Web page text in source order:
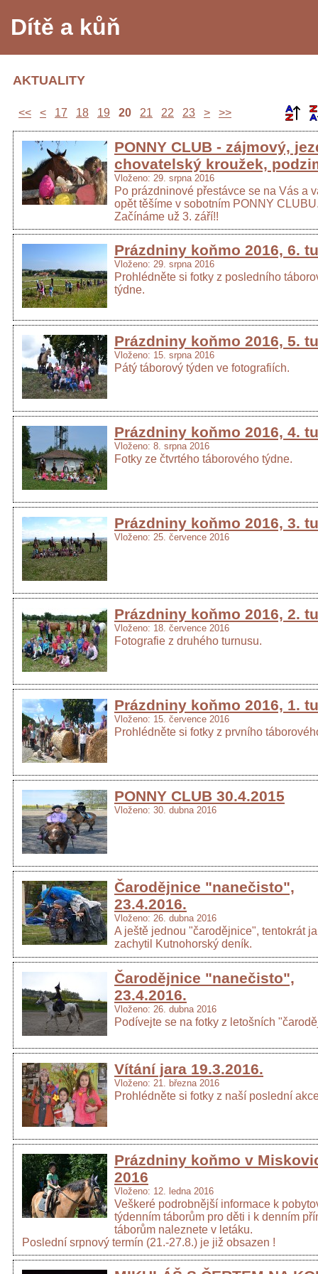
Dítě a kůň
AKTUALITY
<< < 17 18 19 20 21 22 23 > >>
PONNY CLUB - zájmový,
chovatelský kroužek,
Vloženo: 29. srpna 2016
Po prázdninové přestávce se na Vás a
opět těšíme v sobotním PONNY
Začínáme už 3. září!!
Prázdniny koňmo 2016, 6.
Vloženo: 29. srpna 2016
Prohlédněte si fotky z posledního
týdne.
Prázdniny koňmo 2016, 5.
Vloženo: 15. srpna 2016
Pátý táborový týden ve fotografiích.
Prázdniny koňmo 2016, 4.
Vloženo: 8. srpna 2016
Fotky ze čtvrtého táborového týdne.
Prázdniny koňmo 2016, 3.
Vloženo: 25. července 2016
Prázdniny koňmo 2016, 2.
Vloženo: 18. července 2016
Fotografie z druhého turnusu.
Prázdniny koňmo 2016, 1.
Vloženo: 15. července 2016
Prohlédněte si fotky z prvního
PONNY CLUB 30.4.2015
Vloženo: 30. dubna 2016
Čarodějnice "nanečisto",
23.4.2016.
Vloženo: 26. dubna 2016
A ještě jednou "čarodějnice", tentokrát
zachytil Kutnohorský deník.
Čarodějnice "nanečisto",
23.4.2016.
Vloženo: 26. dubna 2016
Podívejte se na fotky z letošních
Vítání jara 19.3.2016.
Vloženo: 21. března 2016
Prohlédněte si fotky z naší poslední
Prázdniny koňmo v
2016
Vloženo: 12. ledna 2016
Veškeré podrobnější informace k
týdenním táborům pro děti i k denním
táborům naleznete v letáku.
Poslední srpnový termín (21.-27.8.) je již obsazen !